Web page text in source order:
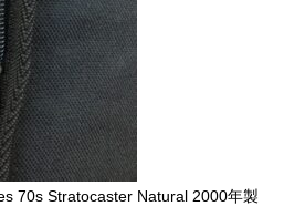
70s Stratocaster Natural 2000年製